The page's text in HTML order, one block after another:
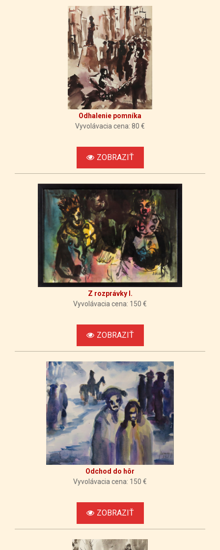
Odhalenie pomníka
Vyvolávacia cena: 80 €
ZOBRAZIŤ
Z rozprávky I.
Vyvolávacia cena: 150 €
ZOBRAZIŤ
Odchod do hôr
Vyvolávacia cena: 150 €
ZOBRAZIŤ